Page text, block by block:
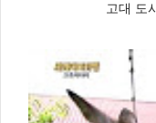
고대 도